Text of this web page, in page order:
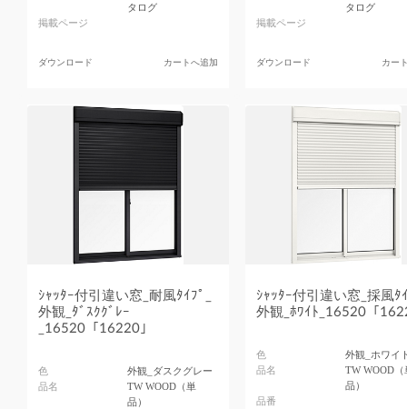
タログ
掲載ページ
ダウンロード カートへ追加
タログ
掲載ページ
ダウンロード カー
ｼｬｯﾀｰ付引違い窓_耐風ﾀｲﾌﾟ_
外観_ﾀﾞｽｸｸﾞﾚｰ
_16520「16220」
色
外観_ダスクグレー
品名
TW WOOD（単
品）
ｼｬｯﾀｰ付引違い窓_採風ﾀ
外観_ﾎﾜｲﾄ_16520「
色
外観_ホワイ
品名
TW WOOD（
品）
品番